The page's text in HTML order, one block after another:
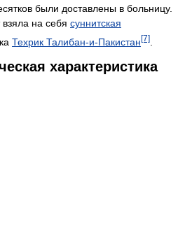
были доставлены в больницу.
взяла на себя суннитская
Техрик Талибан-и-Пакистан[7]
характеристика